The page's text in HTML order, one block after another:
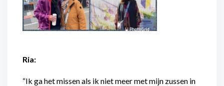
Ria:
“Ik ga het missen als ik niet meer met mijn zussen in